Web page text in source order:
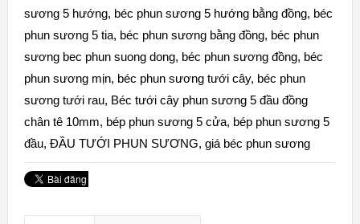
sương 5 hướng, béc phun sương 5 hướng bằng đồng, béc
phun sương 5 tia, béc phun sương bằng đồng, béc phun
sương bec phun suong dong, béc phun sương đồng, béc
phun sương mịn, béc phun sương tưới cây, béc phun
sương tưới rau, Béc tưới cây phun sương 5 đầu đồng
chân tê 10mm, bép phun sương 5 cửa, bép phun sương 5
đầu, ĐẦU TƯỚI PHUN SƯƠNG, giá béc phun sương